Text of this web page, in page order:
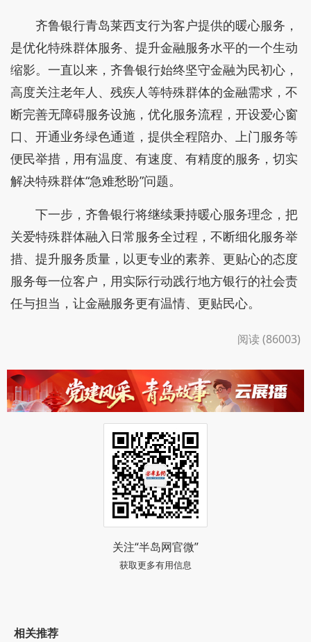
齐鲁银行青岛莱西支行为客户提供的暖心服务，
是优化特殊群体服务、提升金融服务水平的一个生动
缩影。一直以来，齐鲁银行始终坚守金融为民初心，
高度关注老年人、残疾人等特殊群体的金融需求，不
断完善无障碍服务设施，优化服务流程，开设爱心窗
口、开通业务绿色通道，提供全程陪办、上门服务等
便民举措，用有温度、有速度、有精度的服务，切实
解决特殊群体“急难愁盼”问题。
下一步，齐鲁银行将继续秉持暖心服务理念，把
关爱特殊群体融入日常服务全过程，不断细化服务举
措、提升服务质量，以更专业的素养、更贴心的态度
服务每一位客户，用实际行动践行地方银行的社会责
任与担当，让金融服务更有温情、更贴民心。
阅读 (86003)
关注“半岛网官微”
获取更多有用信息
相关推荐